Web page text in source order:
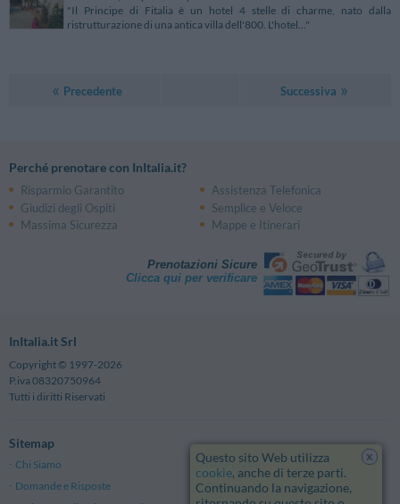
"Il Principe di Fitalia è un hotel 4 stelle di charme, nato dalla
ristrutturazione di una antica villa dell'800. L'hotel..."
Precedente Successiva
Perché prenotare con InItalia.it?
Risparmio Garantito
Assistenza Telefonica
Giudizi degli Ospiti
Semplice e Veloce
Massima Sicurezza
Mappe e Itinerari
Prenotazioni Sicure
Clicca qui per verificare
InItalia.it Srl
Copyright © 1997-2026
P.iva 08320750964
Tutti i diritti Riservati
Sitemap
Chi Siamo
Note Legali
Domande e Risposte
Privacy
x
Questo sito Web utilizza
cookie, anche di terze parti.
Continuando la navigazione,